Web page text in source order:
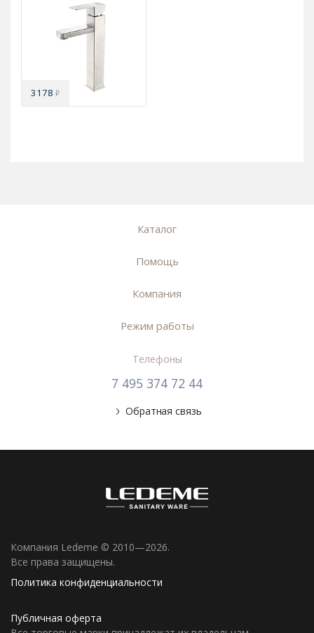
3178₽
Каталог
Помощь
Компания
Режим работы
Телефоны
7 495 374 72 44
Обратная связь
Компания Ledeme © 2010—2026.
Все права защищены.
Политика конфиденциальности
Публичная оферта